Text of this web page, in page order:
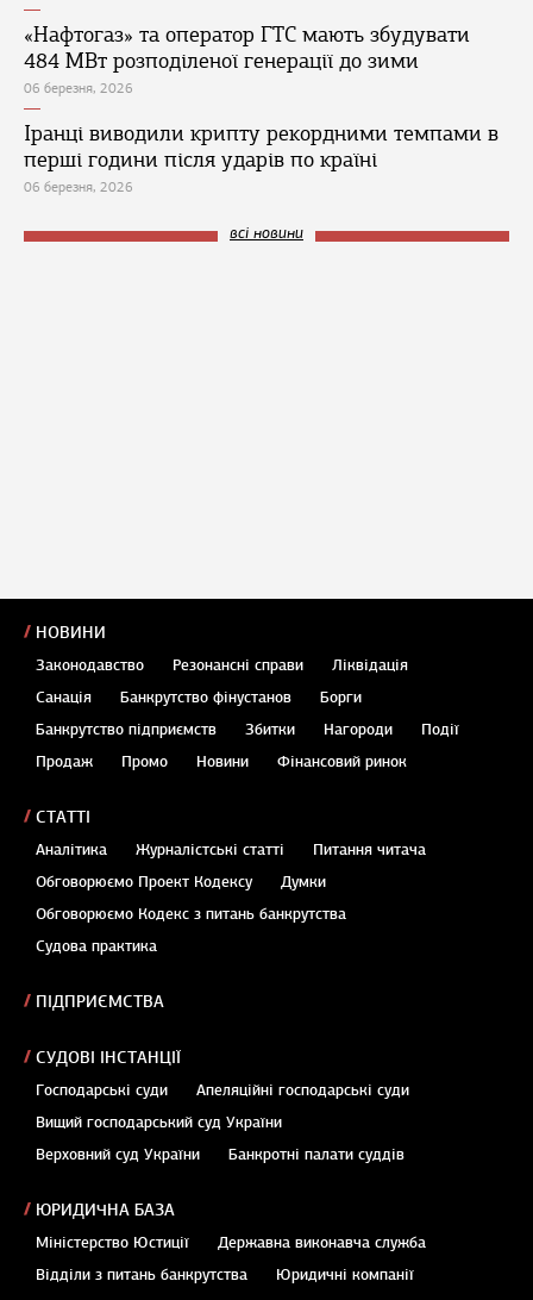
«Нафтогаз» та оператор ГТС мають збудувати
484 МВт розподіленої генерації до зими
06 березня, 2026
Іранці виводили крипту рекордними темпами в
перші години після ударів по країні
06 березня, 2026
всі новини
НОВИНИ
Законодавство Резонансні справи
Ліквідація
Санація
Банкрутство фінустанов
Борги
Банкрутство підприємств
Збитки Нагороди
Події
Продаж
Промо Новини Фінансовий ринок
СТАТТІ
Аналітика Журналістські статті
Питання читача
Обговорюємо Проект Кодексу
Думки
Обговорюємо Кодекс з питань банкрутства
Судова практика
ПІДПРИЄМСТВА
СУДОВІ ІНСТАНЦІЇ
Господарські суди
Апеляційні господарські суди
Вищий господарський суд України
Верховний суд України
Банкротні палати суддів
ЮРИДИЧНА БАЗА
Міністерство Юстиції
Державна виконавча служба
Відділи з питань банкрутства
Юридичні компанії